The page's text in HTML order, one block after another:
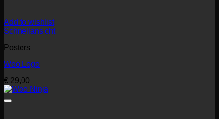
Add to wishlist
Schnellansicht
Posters
Woo Logo
€ 29,00